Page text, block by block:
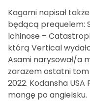
Kagami napisał
będącą prequelem:
Ichinose –
którą Vertical
Asami narysował/a
zarazem ostatni
2022. Kodansha
mangę po angielsku.